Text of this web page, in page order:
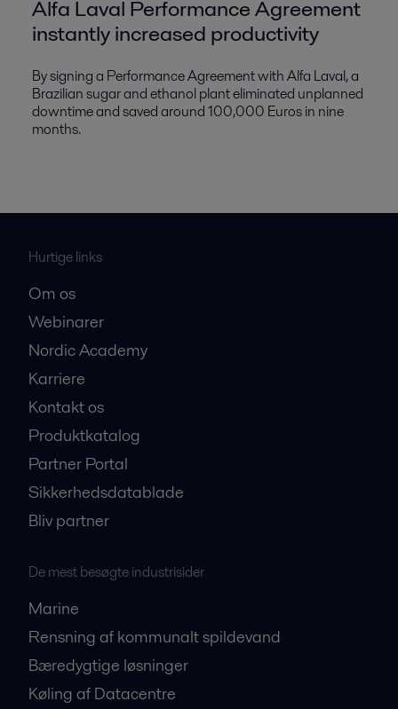
Alfa Laval Performance Agreement
instantly increased productivity
By signing a Performance Agreement with Alfa Laval, a
Brazilian sugar and ethanol plant eliminated unplanned
downtime and saved around 100,000 Euros in nine
months.
Hurtige links
Om os
Webinarer
Nordic Academy
Karriere
Kontakt os
Produktkatalog
Partner Portal
Sikkerhedsdatablade
Bliv partner
De mest besøgte industrisider
Marine
Rensning af kommunalt spildevand
Bæredygtige løsninger
Køling af Datacentre